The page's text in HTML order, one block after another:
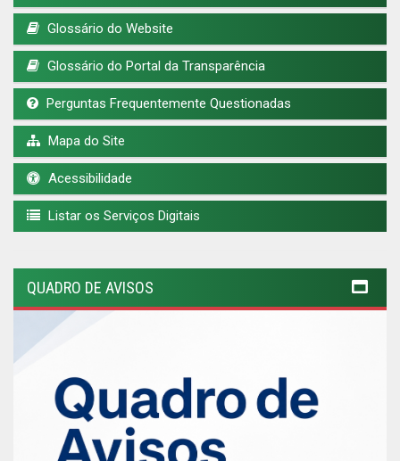
Glossário do Website
Glossário do Portal da Transparência
Perguntas Frequentemente Questionadas
Mapa do Site
Acessibilidade
Listar os Serviços Digitais
QUADRO DE AVISOS